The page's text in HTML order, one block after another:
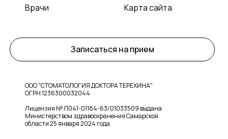
ООО "СТОМАТОЛОГИЯ ДОКТОРА ТЕРЕХИНА"
ОГРН 1236300032044
Лицензия № Л041-01184-63/01033509 выдана
Министерством здравоохранения Самарской
области 25 января 2024 года
Записаться на прием
Карта сайта
Врачи